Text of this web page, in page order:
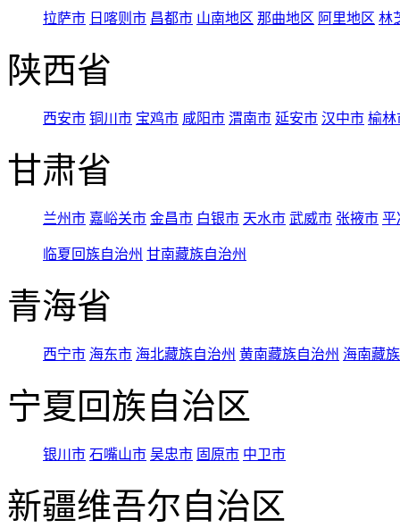
拉萨市 日喀则市 昌都市 山南地区 那曲地区 阿里地区 林
陕西省
西安市 铜川市 宝鸡市 咸阳市 渭南市 延安市 汉中市 榆林
甘肃省
兰州市 嘉峪关市 金昌市 白银市 天水市 武威市 张掖市 平
临夏回族自治州 甘南藏族自治州
青海省
西宁市 海东市 海北藏族自治州 黄南藏族自治州 海南藏
宁夏回族自治区
银川市 石嘴山市 吴忠市 固原市 中卫市
新疆维吾尔自治区